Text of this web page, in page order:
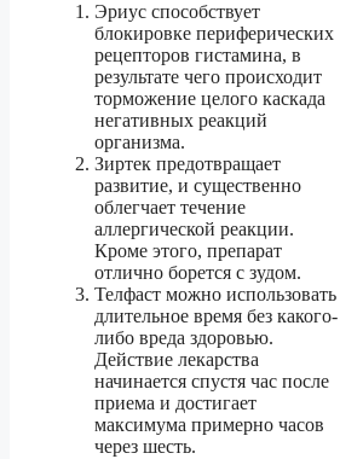
Эриус способствует
блокировке периферических
рецепторов гистамина, в
результате чего происходит
торможение целого каскада
негативных реакций
организма.
Зиртек предотвращает
развитие, и существенно
облегчает течение
аллергической реакции.
Кроме этого, препарат
отлично борется с зудом.
Телфаст можно использовать
длительное время без какого-
либо вреда здоровью.
Действие лекарства
начинается спустя час после
приема и достигает
максимума примерно часов
через шесть.